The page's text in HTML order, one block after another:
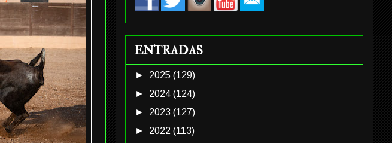
ENTRADAS
► 2025 (129)
► 2024 (124)
► 2023 (127)
► 2022 (113)